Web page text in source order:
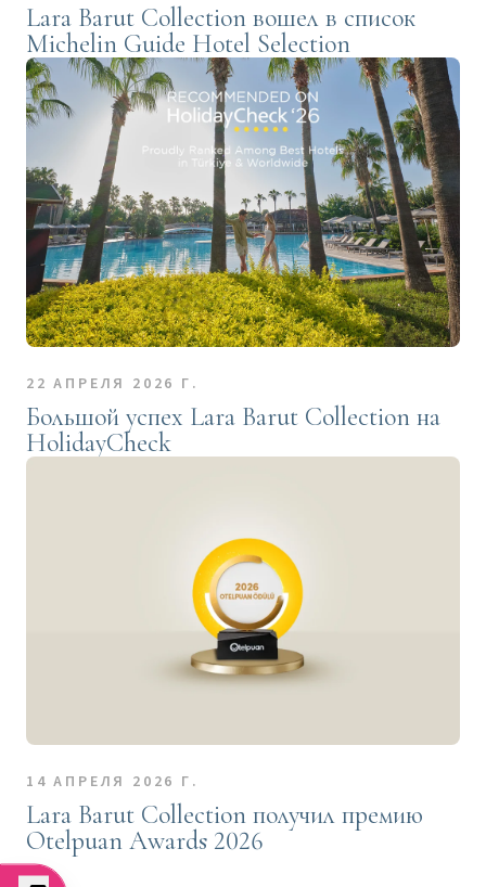
Lara Barut Collection вошел в список
Michelin Guide Hotel Selection
22 АПРЕЛЯ 2026 Г.
Большой успех Lara Barut Collection на
HolidayCheck
14 АПРЕЛЯ 2026 Г.
Lara Barut Collection получил премию
Otelpuan Awards 2026